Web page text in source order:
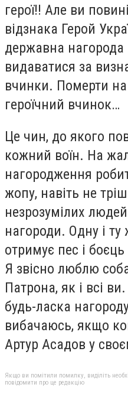
герої!! Але ви
відзнака Герой
державна нагорода
видаватися за
вчинки. Померти на
героїчний вчинок…
Це чин, до якого
кожний воїн. На
нагородження
жопу, навіть не
незрозумілих
нагороди. Одну і
отримує пес і
Я звісно люблю
Патрона, як і всі
будь-ласка
вибачаюсь, якщо
Артур Асадов у
Якщо ви помітили помилку, виділіть
повідомити про це редакцію